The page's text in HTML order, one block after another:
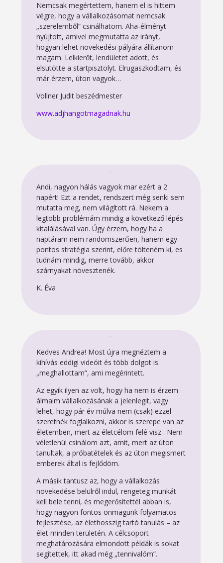
Nemcsak megértettem, hanem el is hittem
végre, hogy a vállalkozásomat nemcsak
„szerelemből” csinálhatom. Aha-élményt
nyújtott, amivel megmutatta az irányt,
hogyan lehet növekedési pályára állítanom
magam. Lelkierőt, lendületet adott, és
elsütötte a startpisztolyt. Elrugaszkodtam, és
már érzem, úton vagyok…
Vollner Judit beszédmester
www.adjhangotmagadnak.hu
Andi, nagyon hálás vagyok mar ezért a 2
napért! Ezt a rendet, rendszert még senki sem
mutatta meg, nem világított rá. Nekem a
legtöbb problémám mindig a következő lépés
kitalálásával van. Úgy érzem, hogy ha a
naptáram nem randomszerűen, hanem egy
pontos stratégia szerint, előre tölteném ki, es
tudnám mindig, merre tovább, akkor
szárnyakat növesztenék.
K. Éva
Kedves Andrea! Most újra megnéztem a
kihívás eddigi videóit és több dolgot is
„meghallottam”, ami megérintett.
Az egyik ilyen az volt, hogy ha nem is érzem
álmaim vállalkozásának a jelenlegit, vagy
lehet, hogy pár év múlva nem (csak) ezzel
szeretnék foglalkozni, akkor is szerepe van az
életemben, mert az életcélom felé visz . Nem
véletlenül csinálom azt, amit, mert az úton
tanultak, a próbatételek és az úton megismert
emberek által is fejlődöm.
A másik tantusz az, hogy a vállalkozás
növekedése belülről indul, rengeteg munkát
kell bele tenni, és megerősítettél abban is,
hogy nagyon fontos önmagunk folyamatos
fejlesztése, az élethosszig tartó tanulás – az
élet minden területén. A célcsoport
meghatározására elmondott példák is sokat
segítettek, itt akad még „tennivalóm”.